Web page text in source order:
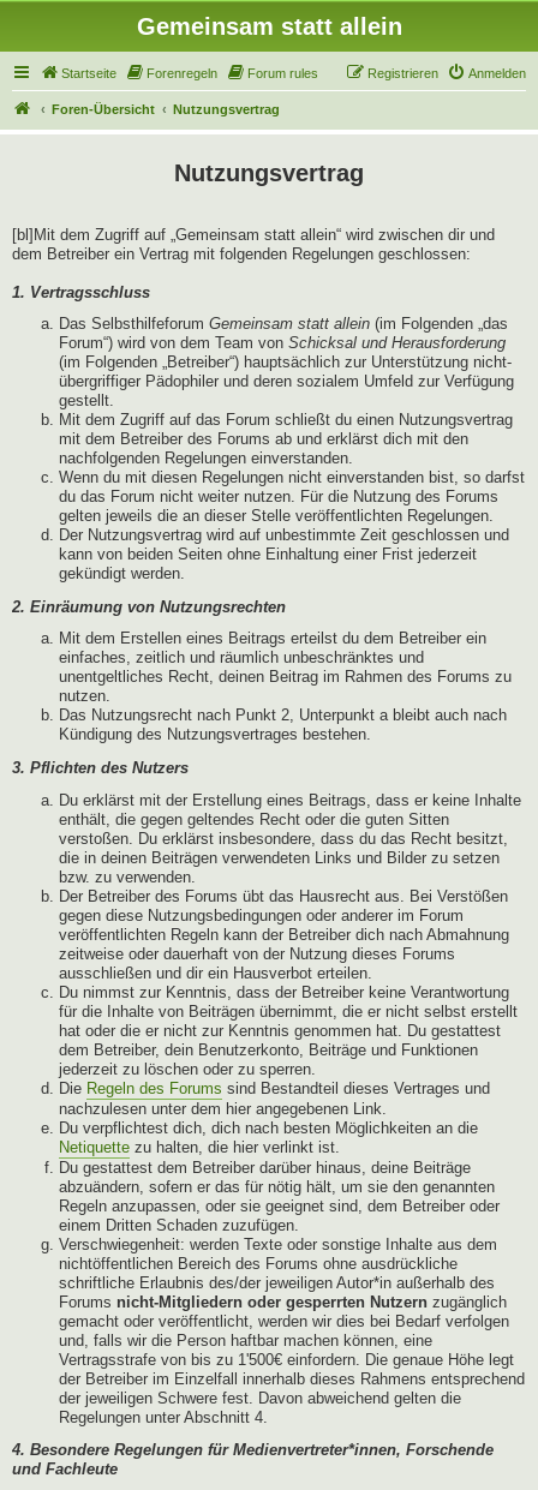
Gemeinsam statt allein
Startseite Forenregeln Forum rules Anmelden
Registrieren
Foren-Übersicht Nutzungsvertrag
Nutzungsvertrag
[bl]Mit dem Zugriff auf „Gemeinsam statt allein“ wird zwischen dir und
dem Betreiber ein Vertrag mit folgenden Regelungen geschlossen:
1. Vertragsschluss
Das Selbsthilfeforum Gemeinsam statt allein (im Folgenden „das
Forum“) wird von dem Team von Schicksal und Herausforderung
(im Folgenden „Betreiber“) hauptsächlich zur Unterstützung nicht-
übergriffiger Pädophiler und deren sozialem Umfeld zur Verfügung
gestellt.
Mit dem Zugriff auf das Forum schließt du einen Nutzungsvertrag
mit dem Betreiber des Forums ab und erklärst dich mit den
nachfolgenden Regelungen einverstanden.
Wenn du mit diesen Regelungen nicht einverstanden bist, so darfst
du das Forum nicht weiter nutzen. Für die Nutzung des Forums
gelten jeweils die an dieser Stelle veröffentlichten Regelungen.
Der Nutzungsvertrag wird auf unbestimmte Zeit geschlossen und
kann von beiden Seiten ohne Einhaltung einer Frist jederzeit
gekündigt werden.
2. Einräumung von Nutzungsrechten
Mit dem Erstellen eines Beitrags erteilst du dem Betreiber ein
einfaches, zeitlich und räumlich unbeschränktes und
unentgeltliches Recht, deinen Beitrag im Rahmen des Forums zu
nutzen.
Das Nutzungsrecht nach Punkt 2, Unterpunkt a bleibt auch nach
Kündigung des Nutzungsvertrages bestehen.
3. Pflichten des Nutzers
Du erklärst mit der Erstellung eines Beitrags, dass er keine Inhalte
enthält, die gegen geltendes Recht oder die guten Sitten
verstoßen. Du erklärst insbesondere, dass du das Recht besitzt,
die in deinen Beiträgen verwendeten Links und Bilder zu setzen
bzw. zu verwenden.
Der Betreiber des Forums übt das Hausrecht aus. Bei Verstößen
gegen diese Nutzungsbedingungen oder anderer im Forum
veröffentlichten Regeln kann der Betreiber dich nach Abmahnung
zeitweise oder dauerhaft von der Nutzung dieses Forums
ausschließen und dir ein Hausverbot erteilen.
Du nimmst zur Kenntnis, dass der Betreiber keine Verantwortung
für die Inhalte von Beiträgen übernimmt, die er nicht selbst erstellt
hat oder die er nicht zur Kenntnis genommen hat. Du gestattest
dem Betreiber, dein Benutzerkonto, Beiträge und Funktionen
jederzeit zu löschen oder zu sperren.
Die Regeln des Forums sind Bestandteil dieses Vertrages und
nachzulesen unter dem hier angegebenen Link.
Du verpflichtest dich, dich nach besten Möglichkeiten an die
Netiquette zu halten, die hier verlinkt ist.
Du gestattest dem Betreiber darüber hinaus, deine Beiträge
abzuändern, sofern er das für nötig hält, um sie den genannten
Regeln anzupassen, oder sie geeignet sind, dem Betreiber oder
einem Dritten Schaden zuzufügen.
Verschwiegenheit: werden Texte oder sonstige Inhalte aus dem
nichtöffentlichen Bereich des Forums ohne ausdrückliche
schriftliche Erlaubnis des/der jeweiligen Autor*in außerhalb des
Forums nicht-Mitgliedern oder gesperrten Nutzern zugänglich
gemacht oder veröffentlicht, werden wir dies bei Bedarf verfolgen
und, falls wir die Person haftbar machen können, eine
Vertragsstrafe von bis zu 1'500€ einfordern. Die genaue Höhe legt
der Betreiber im Einzelfall innerhalb dieses Rahmens entsprechend
der jeweiligen Schwere fest. Davon abweichend gelten die
Regelungen unter Abschnitt 4.
4. Besondere Regelungen für Medienvertreter*innen, Forschende
und Fachleute